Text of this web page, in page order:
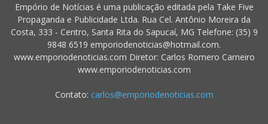
Empório de Notícias é uma publicação editada pela Take Five
Propaganda e Publicidade Ltda. Rua Cel. Antônio Moreira da
Costa, 333 - Centro, Santa Rita do Sapucaí, MG Telefone: (35) 9
9848 6519 emporiodenoticias@hotmail.com.
www.emporiodenoticias.com Diretor: Carlos Romero Carneiro
www.emporiodenoticias.com
Contato: carlos@emporiodenoticias.com